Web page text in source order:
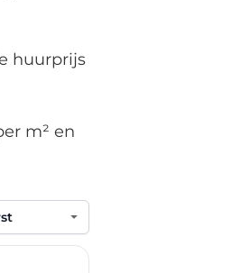
huurprijs
m² en